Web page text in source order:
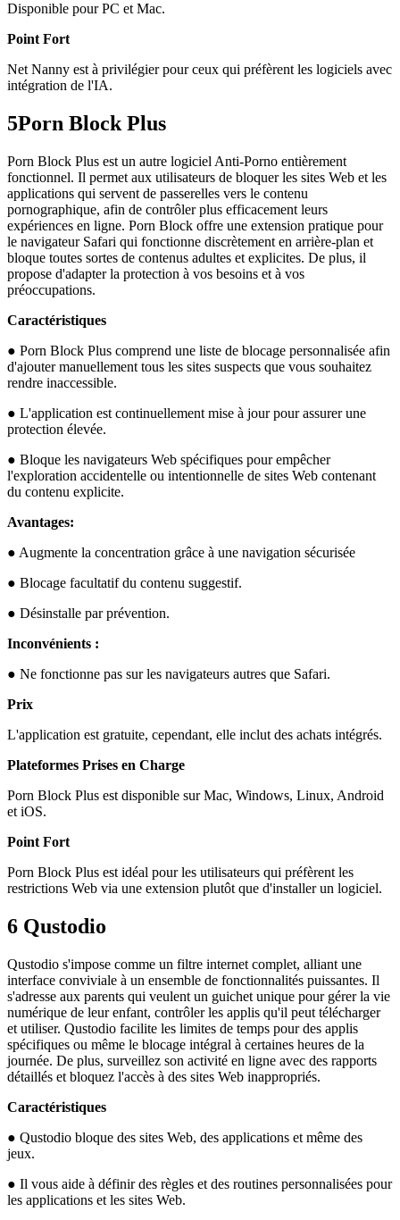
Disponible pour PC et Mac.
Point Fort
Net Nanny est à privilégier pour ceux qui préfèrent les logiciels avec
intégration de l'IA.
5Porn Block Plus
Porn Block Plus est un autre logiciel Anti-Porno entièrement
fonctionnel. Il permet aux utilisateurs de bloquer les sites Web et les
applications qui servent de passerelles vers le contenu
pornographique, afin de contrôler plus efficacement leurs
expériences en ligne. Porn Block offre une extension pratique pour
le navigateur Safari qui fonctionne discrètement en arrière-plan et
bloque toutes sortes de contenus adultes et explicites. De plus, il
propose d'adapter la protection à vos besoins et à vos
préoccupations.
Caractéristiques
● Porn Block Plus comprend une liste de blocage personnalisée afin
d'ajouter manuellement tous les sites suspects que vous souhaitez
rendre inaccessible.
● L'application est continuellement mise à jour pour assurer une
protection élevée.
● Bloque les navigateurs Web spécifiques pour empêcher
l'exploration accidentelle ou intentionnelle de sites Web contenant
du contenu explicite.
Avantages:
● Augmente la concentration grâce à une navigation sécurisée
● Blocage facultatif du contenu suggestif.
● Désinstalle par prévention.
Inconvénients :
● Ne fonctionne pas sur les navigateurs autres que Safari.
Prix
L'application est gratuite, cependant, elle inclut des achats intégrés.
Plateformes Prises en Charge
Porn Block Plus est disponible sur Mac, Windows, Linux, Android
et iOS.
Point Fort
Porn Block Plus est idéal pour les utilisateurs qui préfèrent les
restrictions Web via une extension plutôt que d'installer un logiciel.
6 Qustodio
Qustodio s'impose comme un filtre internet complet, alliant une
interface conviviale à un ensemble de fonctionnalités puissantes. Il
s'adresse aux parents qui veulent un guichet unique pour gérer la vie
numérique de leur enfant, contrôler les applis qu'il peut télécharger
et utiliser. Qustodio facilite les limites de temps pour des applis
spécifiques ou même le blocage intégral à certaines heures de la
journée. De plus, surveillez son activité en ligne avec des rapports
détaillés et bloquez l'accès à des sites Web inappropriés.
Caractéristiques
● Qustodio bloque des sites Web, des applications et même des
jeux.
● Il vous aide à définir des règles et des routines personnalisées pour
les applications et les sites Web.